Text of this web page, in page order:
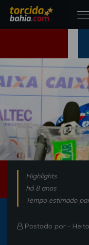
Highlights
há 8 anos
Tempo estimado
Postado por -